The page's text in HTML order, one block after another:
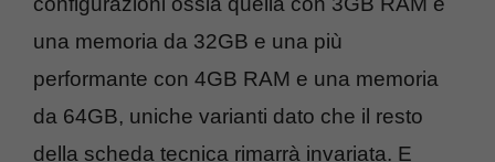
una memoria da 32GB e una più
performante con 4GB RAM e una memoria
da 64GB, uniche varianti dato che il resto
della scheda tecnica rimarrà invariata. E